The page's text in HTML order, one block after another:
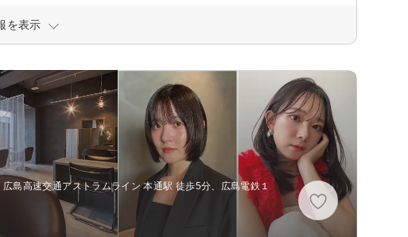
を表示
島高速交通アストラムライン 本通駅 徒歩5分、広島電鉄１